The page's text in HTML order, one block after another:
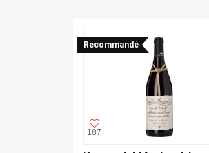
Recommandé
187